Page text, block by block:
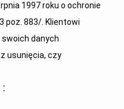
1997 roku o ochronie
poz. 883/. Klientowi
swoich danych
usunięcia, czy